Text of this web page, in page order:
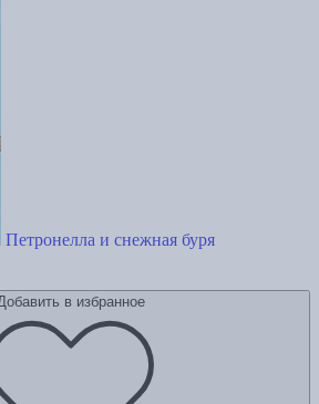
Петронелла и снежная буря
в избранное